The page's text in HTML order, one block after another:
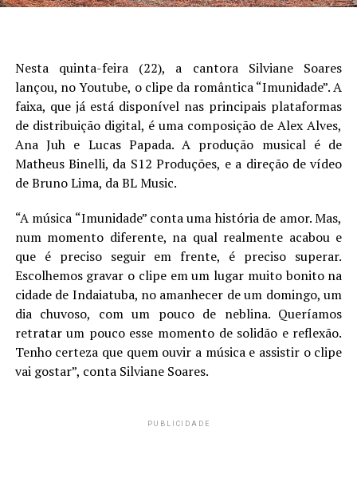
Nesta quinta-feira (22), a cantora Silviane Soares
lançou, no Youtube, o clipe da romântica “Imunidade”. A
faixa, que já está disponível nas principais plataformas
de distribuição digital, é uma composição de Alex Alves,
Ana Juh e Lucas Papada. A produção musical é de
Matheus Binelli, da S12 Produções, e a direção de vídeo
de Bruno Lima, da BL Music.
“A música “Imunidade” conta uma história de amor. Mas,
num momento diferente, na qual realmente acabou e
que é preciso seguir em frente, é preciso superar.
Escolhemos gravar o clipe em um lugar muito bonito na
cidade de Indaiatuba, no amanhecer de um domingo, um
dia chuvoso, com um pouco de neblina. Queríamos
retratar um pouco esse momento de solidão e reflexão.
Tenho certeza que quem ouvir a música e assistir o clipe
vai gostar”, conta Silviane Soares.
PUBLICIDADE